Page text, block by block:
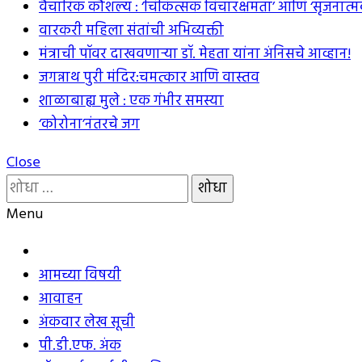
वैचारिक कौशल्य : ‘चिकित्सक विचारक्षमता’ आणि
वारकरी महिला संतांची अभिव्यक्ती
मंत्राची पॉवर दाखवणार्‍या डॉ. मेहता यांना अंनिसचे आव्हान!
जगन्नाथ पुरी मंदिर:चमत्कार आणि वास्तव
शाळाबाह्य मुले : एक गंभीर समस्या
‘कोरोना’नंतरचे जग
Close
यांचा
शोध
Menu
आमच्या विषयी
आवाहन
अंकवार लेख सूची
पी.डी.एफ. अंक